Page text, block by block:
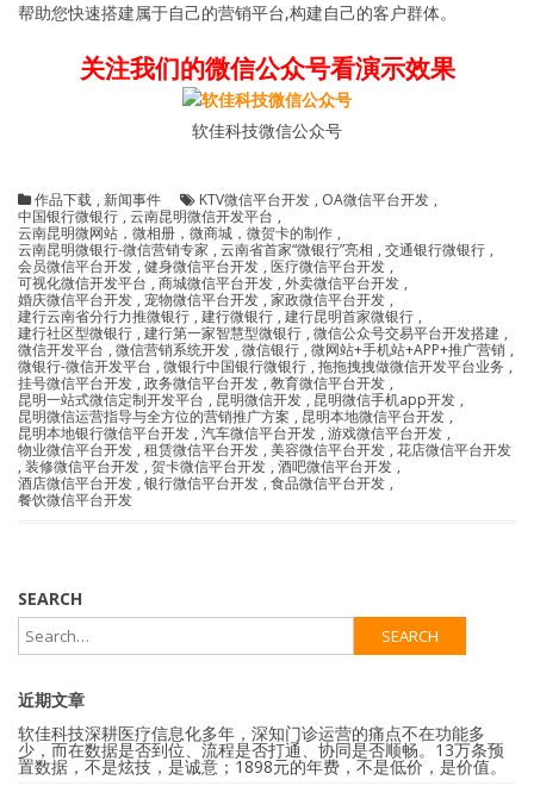
帮助您快速搭建属于自己的营销平台,构建自己的客户群体。
关注我们的微信公众号看演示效果
软佳科技微信公众号
作品下载 , 新闻事件 KTV微信平台开发 , OA微信平台开发 ,
中国银行微银行 , 云南昆明微信开发平台 ,
云南昆明微网站，微相册，微商城，微贺卡的制作 ,
云南昆明微银行-微信营销专家 , 云南省首家“微银行”亮相 , 交通银行微银行 ,
会员微信平台开发 , 健身微信平台开发 , 医疗微信平台开发 ,
可视化微信开发平台 , 商城微信平台开发 , 外卖微信平台开发 ,
婚庆微信平台开发 , 宠物微信平台开发 , 家政微信平台开发 ,
建行云南省分行力推微银行 , 建行微银行 , 建行昆明首家微银行 ,
建行社区型微银行 , 建行第一家智慧型微银行 , 微信公众号交易平台开发搭建 ,
微信开发平台 , 微信营销系统开发 , 微信银行 , 微网站+手机站+APP+推广营销 ,
微银行-微信开发平台 , 微银行中国银行微银行 , 拖拖拽拽做微信开发平台业务 ,
挂号微信平台开发 , 政务微信平台开发 , 教育微信平台开发 ,
昆明一站式微信定制开发平台 , 昆明微信开发 , 昆明微信手机app开发 ,
昆明微信运营指导与全方位的营销推广方案 , 昆明本地微信平台开发 ,
昆明本地银行微信平台开发 , 汽车微信平台开发 , 游戏微信平台开发 ,
物业微信平台开发 , 租赁微信平台开发 , 美容微信平台开发 , 花店微信平台开发
, 装修微信平台开发 , 贺卡微信平台开发 , 酒吧微信平台开发 ,
酒店微信平台开发 , 银行微信平台开发 , 食品微信平台开发 ,
餐饮微信平台开发
SEARCH
近期文章
软佳科技深耕医疗信息化多年，深知门诊运营的痛点不在功能多
少，而在数据是否到位、流程是否打通、协同是否顺畅。13万条预
置数据，不是炫技，是诚意；1898元的年费，不是低价，是价值。